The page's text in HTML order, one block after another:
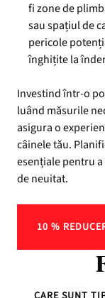
fi zone de
sau spațiul de
pericole
înghițite la
Investind într-o
luând măsurile
asigura o
câinele tău.
esențiale pentru
de neuitat.
10 %